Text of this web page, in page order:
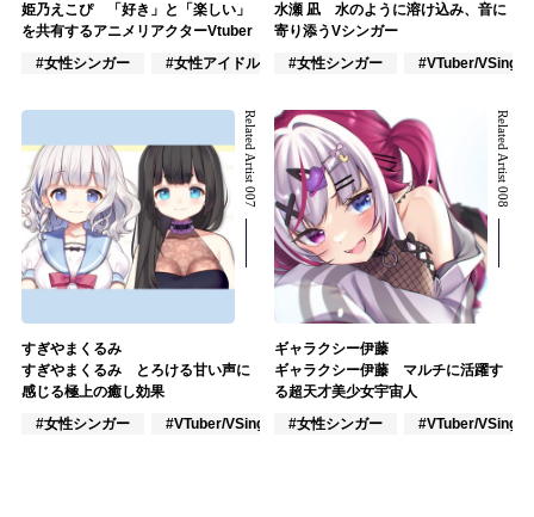
姫乃えこぴ 「好き」と「楽しい」
を共有するアニメリアクターVtuber
#女性シンガー
#女性アイドル #VTuber/VSinger
水瀬 凪 水のように溶け込み、音に
寄り添うVシンガー
#女性シンガー
#VTuber/VSinger
Related Artist 007
すぎやまくるみ
すぎやまくるみ とろける甘い声に
感じる極上の癒し効果
#女性シンガー
#VTuber/VSinger #ポップス
Related Artist 008
ギャラクシー伊藤
ギャラクシー伊藤 マルチに活躍す
る超天才美少女宇宙人
#女性シンガー
#VTuber/VSinger